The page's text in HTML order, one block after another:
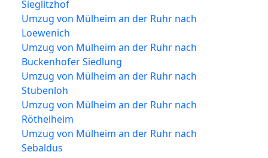
Sieglitzhof
Umzug von Mülheim an der Ruhr nach
Loewenich
Umzug von Mülheim an der Ruhr nach
Buckenhofer Siedlung
Umzug von Mülheim an der Ruhr nach
Stubenloh
Umzug von Mülheim an der Ruhr nach
Röthelheim
Umzug von Mülheim an der Ruhr nach
Sebaldus